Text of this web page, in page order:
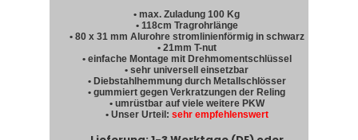
• max. Zuladung 100 Kg
• 118cm Tragrohrlänge
• 80 x 31 mm Alurohre stromlinienförmig in schwarz
• 21mm T-nut
• einfache Montage mit Drehmomentschlüssel
• sehr universell einsetzbar
• Diebstahlhemmung durch Metallschlösser
• gummiert gegen Verkratzungen der Reling
• umrüstbar auf viele weitere PKW
• Unser Urteil: sehr empfehlenswert